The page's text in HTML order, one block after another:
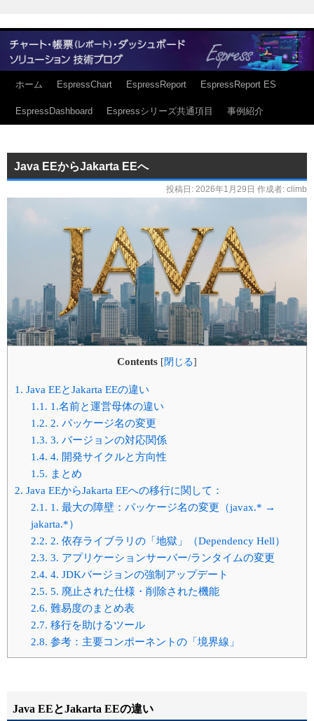
ホーム EspressChart EspressReport EspressReport ES
EspressDashboard Espressシリーズ共通項目 事例紹介
Java EEからJakarta EEへ
投稿日: 2026年1月29日 作成者: climb
Contents [閉じる]
1. Java EEとJakarta EEの違い
1.1. 1.名前と運営母体の違い
1.2. 2. パッケージ名の変更
1.3. 3. バージョンの対応関係
1.4. 4. 開発サイクルと方向性
1.5. まとめ
2. Java EEからJakarta EEへの移行に関して：
2.1. 1. 最大の障壁：パッケージ名の変更（javax.* →
jakarta.*）
2.2. 2. 依存ライブラリの「地獄」（Dependency Hell）
2.3. 3. アプリケーションサーバー/ランタイムの変更
2.4. 4. JDKバージョンの強制アップデート
2.5. 5. 廃止された仕様・削除された機能
2.6. 難易度のまとめ表
2.7. 移行を助けるツール
2.8. 参考：主要コンポーネントの「境界線」
Java EEとJakarta EEの違い